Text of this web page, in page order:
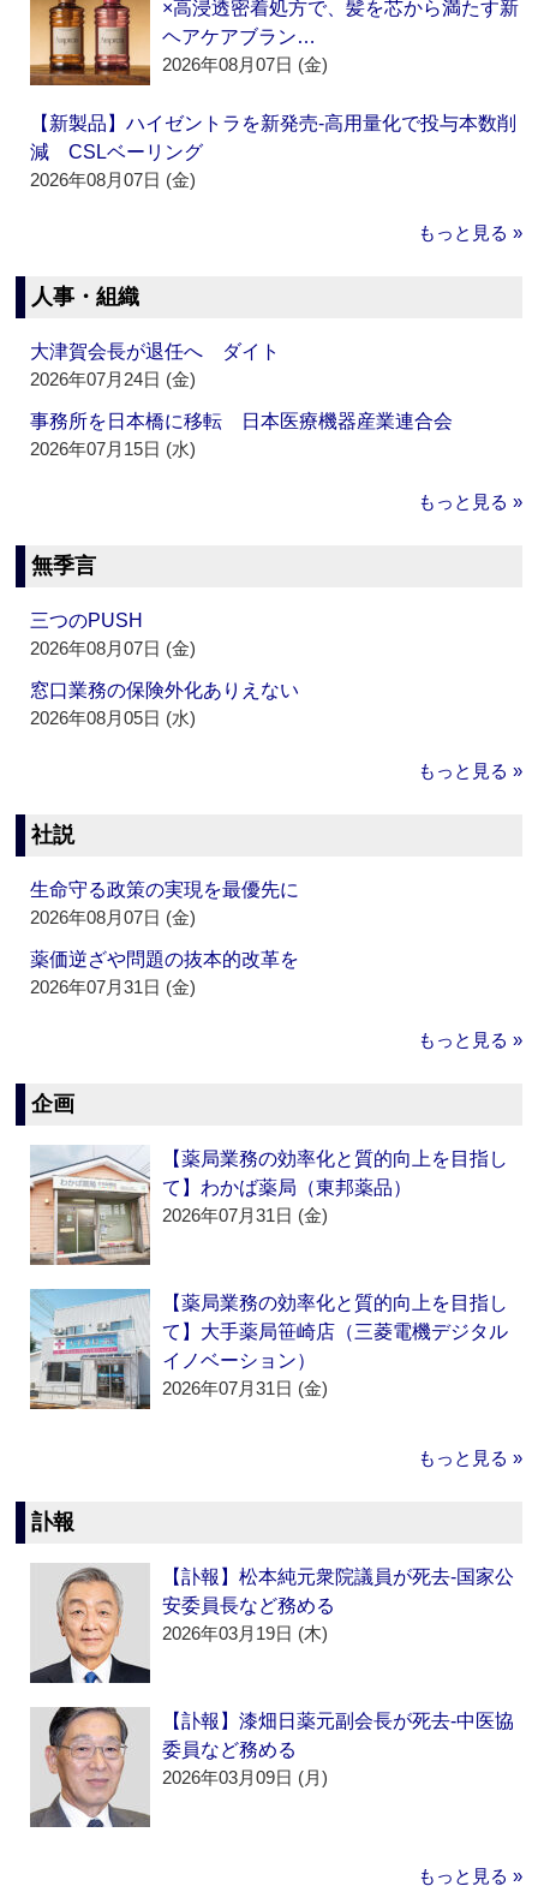
×高浸透密着処方で、髪を芯から満たす新
ヘアケアブラン…
2026年08月07日 (金)
【新製品】ハイゼントラを新発売‐高用量化で投与本数削
減 CSLベーリング
2026年08月07日 (金)
もっと見る »
人事・組織
大津賀会長が退任へ ダイト
2026年07月24日 (金)
事務所を日本橋に移転 日本医療機器産業連合会
2026年07月15日 (水)
もっと見る »
無季言
三つのPUSH
2026年08月07日 (金)
窓口業務の保険外化ありえない
2026年08月05日 (水)
もっと見る »
社説
生命守る政策の実現を最優先に
2026年08月07日 (金)
薬価逆ざや問題の抜本的改革を
2026年07月31日 (金)
もっと見る »
企画
【薬局業務の効率化と質的向上を目指し
て】わかば薬局（東邦薬品）
2026年07月31日 (金)
【薬局業務の効率化と質的向上を目指し
て】大手薬局笹崎店（三菱電機デジタル
イノベーション）
2026年07月31日 (金)
もっと見る »
訃報
【訃報】松本純元衆院議員が死去‐国家公
安委員長など務める
2026年03月19日 (木)
【訃報】漆畑日薬元副会長が死去‐中医協
委員など務める
2026年03月09日 (月)
もっと見る »